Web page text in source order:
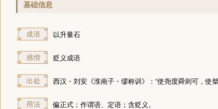
基础信息
成语 以升量石
感情 贬义成语
出处 西汉・刘安《淮南子・缪称训》：“使尧度舜则可，使
用法 偏正式；作谓语、定语；含贬义。